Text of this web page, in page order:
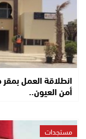
انطلاقة العمل بمقر
أمن العيون..
مستجدات